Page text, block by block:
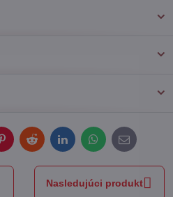
PinterestRedditLinkedInWhatsApp
E-
mail
Nasledujúci produkt